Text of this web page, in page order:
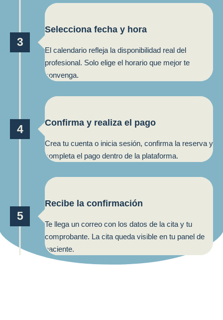
Selecciona fecha y hora
El calendario refleja la disponibilidad real del
profesional. Solo elige el horario que mejor te
convenga.
3
Confirma y realiza el pago
Crea tu cuenta o inicia sesión, confirma la reserva y
completa el pago dentro de la plataforma.
4
Recibe la confirmación
Te llega un correo con los datos de la cita y tu
comprobante. La cita queda visible en tu panel de
paciente.
5